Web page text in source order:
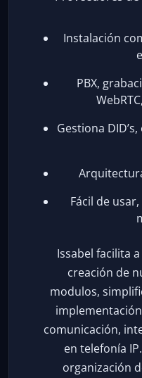
Instalación
PBX,
Gestiona
Fácil de
Issabel facilita
creación de
modulos,
comunicación,
en telefonía
organización